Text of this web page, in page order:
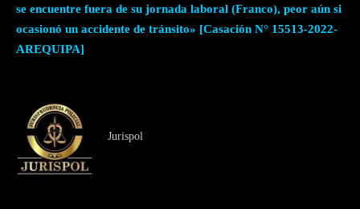
se encuentre fuera de su jornada laboral (Franco), peor aún si
ocasionó un accidente de tránsito» [Casación N° 15513-2022-
AREQUIPA]
Jurispol